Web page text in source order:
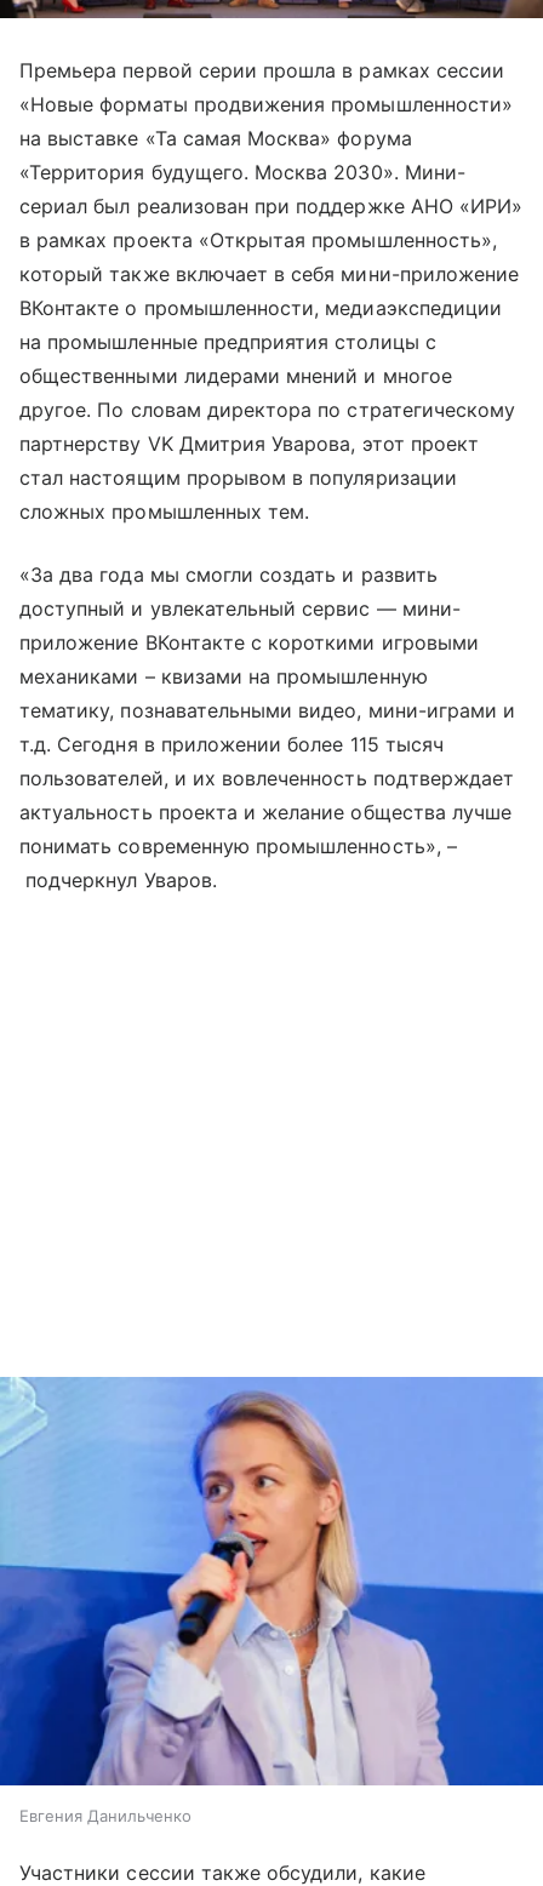
Премьера первой серии прошла в рамках сессии
«Новые форматы продвижения промышленности»
на выставке «Та самая Москва» форума
«Территория будущего. Москва 2030». Мини-
сериал был реализован при поддержке АНО «ИРИ»
в рамках проекта «Открытая промышленность»,
который также включает в себя мини-приложение
ВКонтакте о промышленности, медиаэкспедиции
на промышленные предприятия столицы с
общественными лидерами мнений и многое
другое. По словам директора по стратегическому
партнерству VK Дмитрия Уварова, этот проект
стал настоящим прорывом в популяризации
сложных промышленных тем.
«За два года мы смогли создать и развить
доступный и увлекательный сервис — мини-
приложение ВКонтакте с короткими игровыми
механиками – квизами на промышленную
тематику, познавательными видео, мини-играми и
т.д. Сегодня в приложении более 115 тысяч
пользователей, и их вовлеченность подтверждает
актуальность проекта и желание общества лучше
понимать современную промышленность», –
подчеркнул Уваров.
Евгения Данильченко
Участники сессии также обсудили, какие